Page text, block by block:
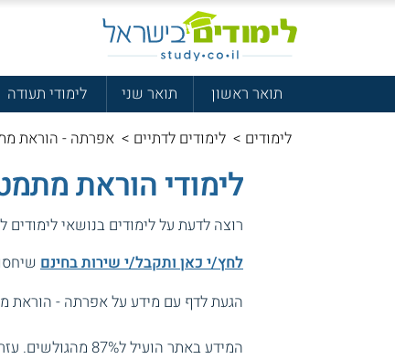
תואר ראשון תואר שני לימודי תעודה
לימודים > לימודים לדתיים > אפרתה - הוראת
לימודי הוראת
רוצה לדעת על לימודים בנושאי
לחץ/י כאן ותקבל/י שירות בחינם
הגעת לדף עם מידע על אפרתה - הוראת
המידע באתר הועיל ל87% מהגולשים.